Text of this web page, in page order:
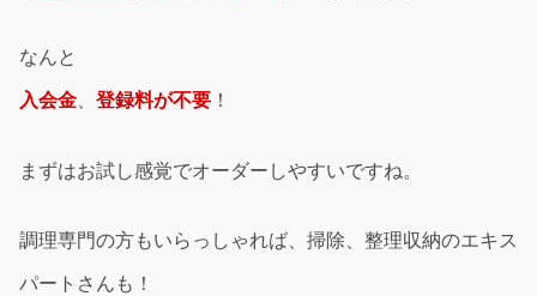
なんと
入会金、 登録料が不要 ！
まずはお試し感覚でオーダーしやすいですね。
調理専門の方もいらっしゃれば、掃除、整理収納のエキス
パートさんも！